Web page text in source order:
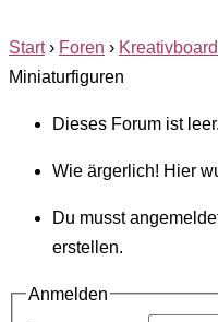
Start › Foren › Kreativboard
Miniaturfiguren
Dieses Forum ist leer.
Wie ärgerlich! Hier
Du musst
erstellen.
Anmelden